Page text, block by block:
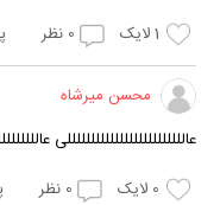
1لایک 0 نظر
محسن میرشاه
عالللللللللللللللللللللللللی
0 لایک 0 نظر